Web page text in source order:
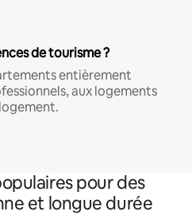
de tourisme ?
entièrement
aux logements
pour des
et longue durée